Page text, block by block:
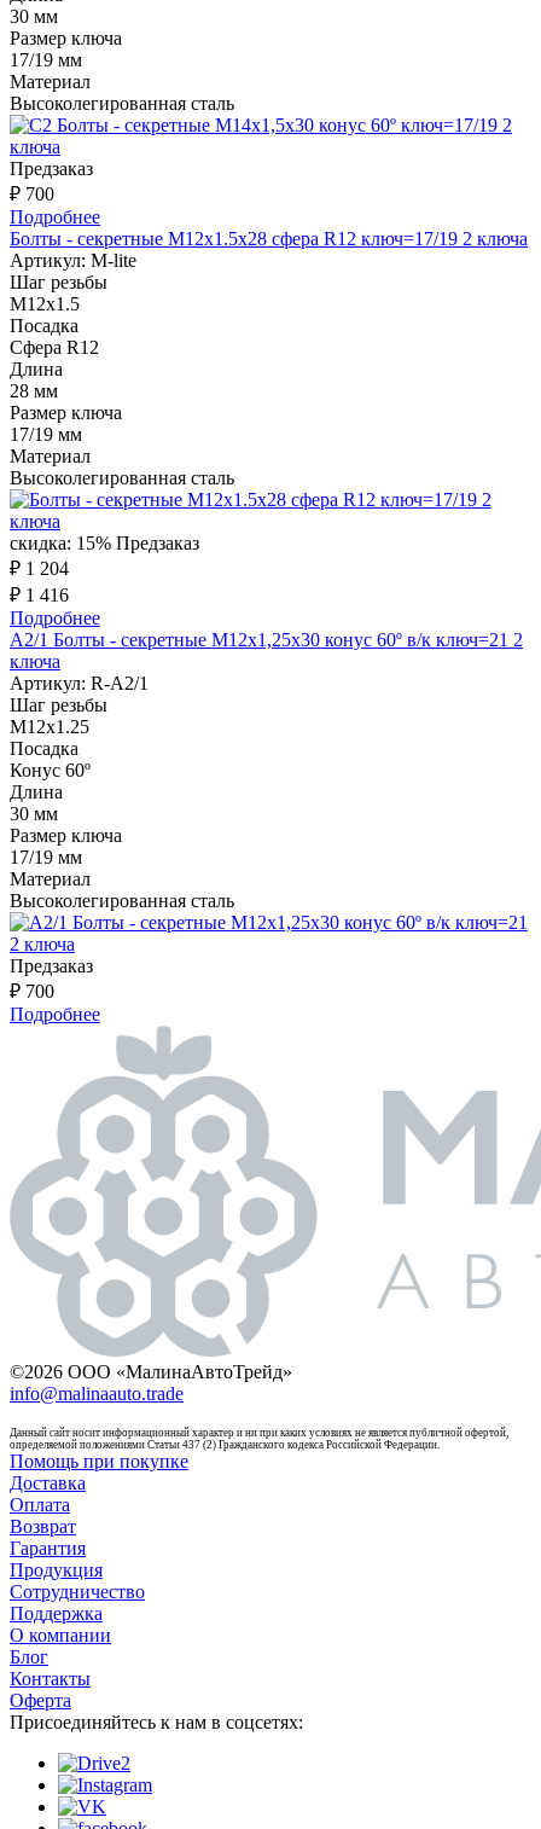
30 мм
Размер ключа
17/19 мм
Материал
Высоколегированная сталь
Предзаказ
₽ 700
Подробнее
Болты - секретные M12х1.5x28 сфера R12 ключ=17/19 2 ключа
Артикул: M-lite
Шаг резьбы
М12х1.5
Посадка
Сфера R12
Длина
28 мм
Размер ключа
17/19 мм
Материал
Высоколегированная сталь
скидка: 15% Предзаказ
₽ 1 204
₽ 1 416
Подробнее
А2/1 Болты - секретные M12x1,25x30 конус 60º в/к ключ=21 2
ключа
Артикул: R-A2/1
Шаг резьбы
М12х1.25
Посадка
Конус 60º
Длина
30 мм
Размер ключа
17/19 мм
Материал
Высоколегированная сталь
Предзаказ
₽ 700
Подробнее
©2026 ООО «МалинаАвтоТрейд»
info@malinaauto.trade
Данный сайт носит информационный характер и ни при каких условиях не является публичной офертой,
определяемой положениями Статьи 437 (2) Гражданского кодекса Российской Федерации.
Помощь при покупке
Доставка
Оплата
Возврат
Гарантия
Продукция
Сотрудничество
Поддержка
О компании
Блог
Контакты
Оферта
Присоединяйтесь к нам в соцсетях: